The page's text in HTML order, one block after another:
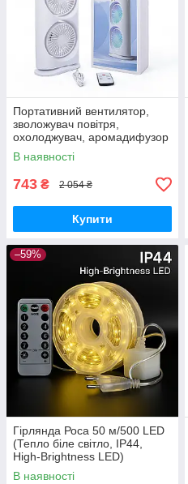
Портативний вентилятор,
зволожувач повітря,
охолоджувач, аромадифузор
FH-666
В наявності
743 ₴ 2 054 ₴
Купити
–59%
Гірлянда Роса 50 м/500 LED
(Тепло біле світло, IP44,
High-Brightness LED)
В наявності